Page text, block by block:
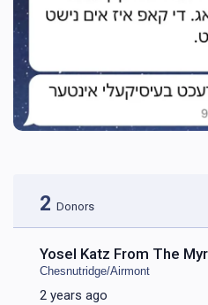
2 Donors
Yosel Katz From The
Chesnutridge/Airmont
2 years ago